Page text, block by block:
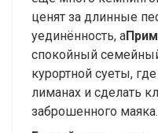
ценят за длинные
уединённость, а
спокойный
курортной суеты,
лиманах и сделать
заброшенного маяка.